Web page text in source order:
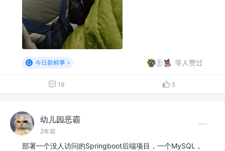
今日新鲜事 等人赞过
19 5
幼儿园恶霸
2年前
部署一个没人访问的Springboot后端项目，一个MySQL，